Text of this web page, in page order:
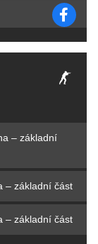
– základní
– základní část
– základní část